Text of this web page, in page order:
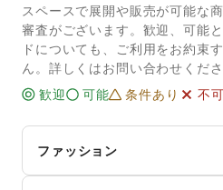
スペースで展開や販売が可能な
審査がございます。歓迎、可能
ドについても、ご利用をお約束
ん。詳しくはお問い合わせくださ
歓迎
可能 条件あり 不可
ファッション